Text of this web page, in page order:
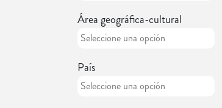
Área geográfica-cultural
País